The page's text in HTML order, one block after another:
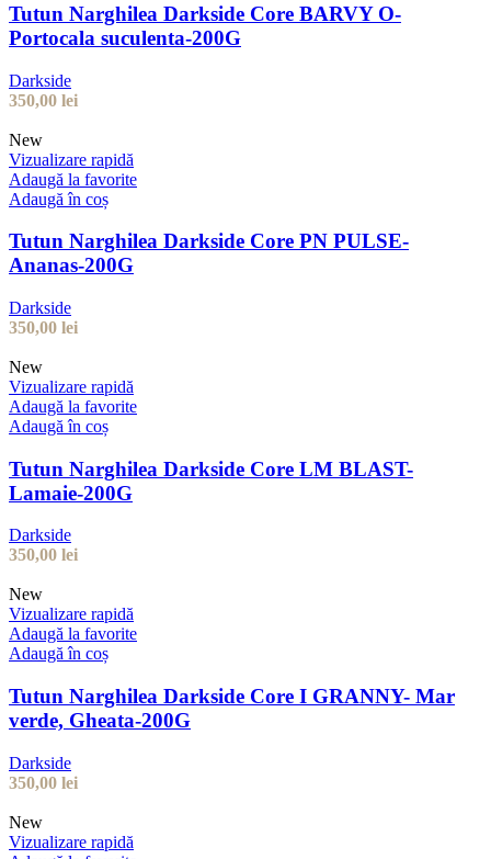
Tutun Narghilea Darkside Core BARVY O-
Portocala suculenta-200G
Darkside
350,00 lei
New
Vizualizare rapidă
Adaugă la favorite
Adaugă în coș
Tutun Narghilea Darkside Core PN PULSE-
Ananas-200G
Darkside
350,00 lei
New
Vizualizare rapidă
Adaugă la favorite
Adaugă în coș
Tutun Narghilea Darkside Core LM BLAST-
Lamaie-200G
Darkside
350,00 lei
New
Vizualizare rapidă
Adaugă la favorite
Adaugă în coș
Tutun Narghilea Darkside Core I GRANNY- Mar
verde, Gheata-200G
Darkside
350,00 lei
New
Vizualizare rapidă